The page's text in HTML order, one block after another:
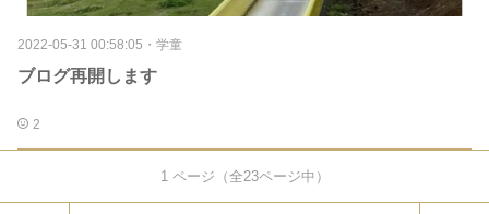
2022-05-31 00:58:05 ・ 学童
ブログ再開します
2
1 ページ（全23ページ中）